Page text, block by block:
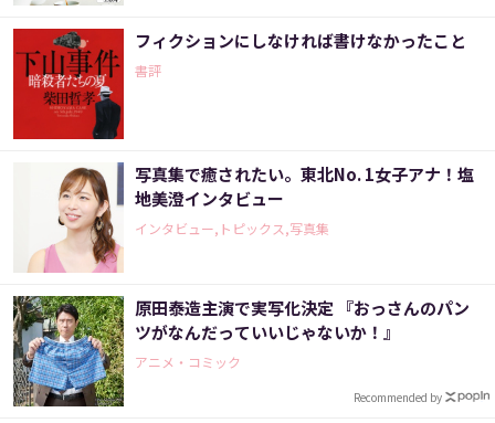
フィクションにしなければ書けなかったこと
書評
写真集で癒されたい。東北No. 1女子アナ！塩
地美澄インタビュー
インタビュー,トピックス,写真集
原田泰造主演で実写化決定 『おっさんのパン
ツがなんだっていいじゃないか！』
アニメ・コミック
Recommended by